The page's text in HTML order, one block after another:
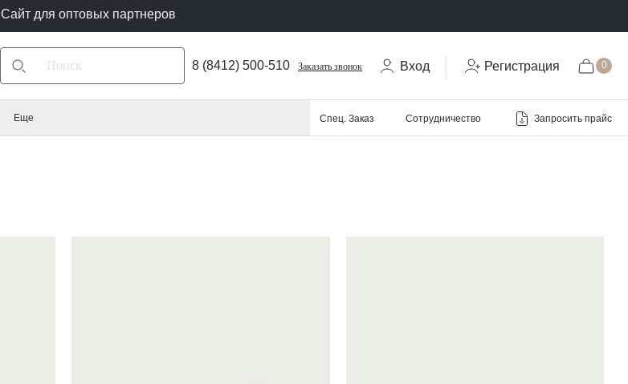
Сайт для оптовых партнеров
8 (8412) 500-510 Заказать звонок Вход Регистрация 0
Еще Спец. Заказ Сотрудничество Запросить прайс